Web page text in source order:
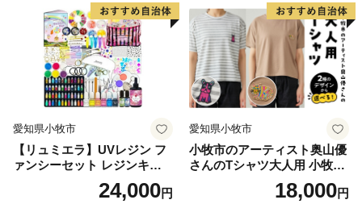
間100万人以上の観光客が訪れます。大きなネタが魅力
のお寿司や新鮮な海の幸が盛りだくさんの海鮮丼を心ゆ
くまでご堪能いただけます。その他、たこの加工生産量
日本一を誇り、多数の水産加工会社では様々な商品の製
造、オリジナル商品の開発が盛んに行われています。ま
ルシースイーツとして子供から大人まで皆に愛されるひ
たちなか市ソウルフードです。
ひたちなか海浜鉄道湊線は、大正２年（1913年）に運
愛知県小牧市
【リュミエラ】UVレジン フ
ァンシーセット レジンキッ
ト ハンドメイド レジンクラ
フト アクセサリーキット 手
24,000円
愛知県小牧市
小牧市のアーティスト奥山優
さんのTシャツ大人用 小牧市
18,000円